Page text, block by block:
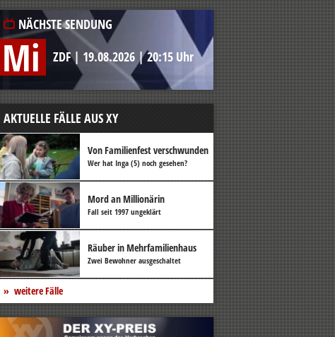
NÄCHSTE SENDUNG
Mi ZDF| 19.08.2026 |20:15 Uhr
AKTUELLE FÄLLE AUS XY
Von Familienfest verschwunden
Wer hat Inga (5) noch gesehen?
Mord an Millionärin
Fall seit 1997 ungeklärt
Räuber in Mehrfamilienhaus
Zwei Bewohner ausgeschaltet
weitere Fälle